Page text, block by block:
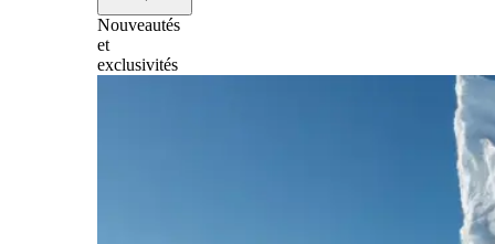
Nouveautés
et
exclusivités